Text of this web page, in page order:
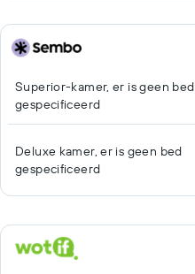
Superior-kamer, er is geen bed
gespecificeerd
Deluxe kamer, er is geen bed
gespecificeerd